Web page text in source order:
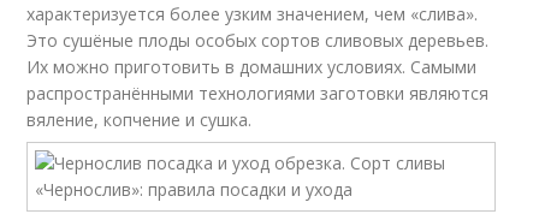
характеризуется более узким значением, чем «слива».
Это сушёные плоды особых сортов сливовых деревьев.
Их можно приготовить в домашних условиях. Самыми
распространёнными технологиями заготовки являются
вяление, копчение и сушка.